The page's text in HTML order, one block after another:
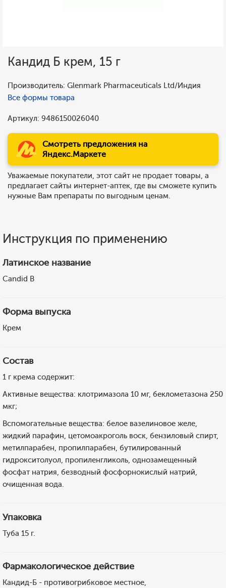
Кандид Б крем, 15 г
Производитель: Glenmark Pharmaceuticals Ltd/Индия
Все формы товара
Артикул: 9486150026040
Смотреть предложения на
Яндекс.Маркете
Уважаемые покупатели, этот сайт не продает товары, а
предлагает сайты интернет-аптек, где вы сможете купить
нужные Вам препараты по выгодным ценам.
Инструкция по применению
Латинское название
Candid B
Форма выпуска
Крем
Состав
1 г крема содержит:
Активные вещества: клотримазола 10 мг, беклометазона 250
мкг;
Вспомогательные вещества: белое вазелиновое желе,
жидкий парафин, цетомоакроголь воск, бензиловый спирт,
метилпарабен, пропилпарабен, бутилированный
гидрокситолуол, пропиленгликоль, однозамещенный
фосфат натрия, безводный фосфорнокислый натрий,
очищенная вода.
Упаковка
Туба 15 г.
Фармакологическое действие
Кандид-Б - противогрибковое местное,